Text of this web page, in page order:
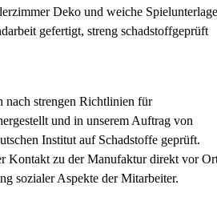
Deko und weiche Spielunterlage
gefertigt, streng schadstoffgeprüft
nach strengen Richtlinien für
und in unserem Auftrag von
Institut auf Schadstoffe geprüft.
Kontakt zu der Manufaktur direkt vor
sozialer Aspekte der Mitarbeiter.